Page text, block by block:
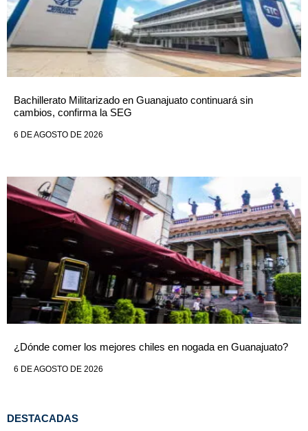
Bachillerato Militarizado en Guanajuato continuará sin
cambios, confirma la SEG
6 DE AGOSTO DE 2026
¿Dónde comer los mejores chiles en nogada en Guanajuato?
6 DE AGOSTO DE 2026
DESTACADAS